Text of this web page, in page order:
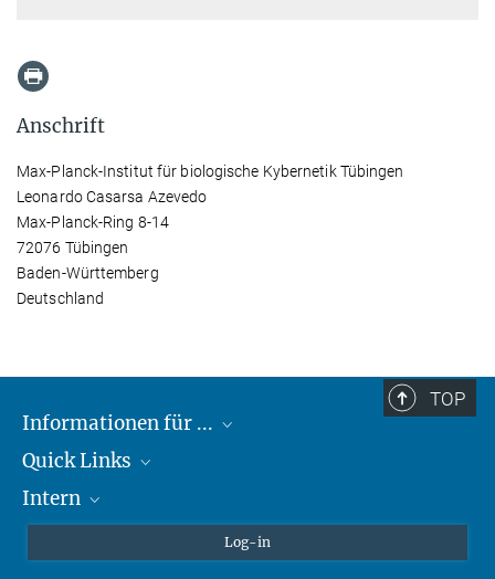
Anschrift
Max-Planck-Institut für biologische Kybernetik Tübingen
Leonardo Casarsa Azevedo
Max-Planck-Ring 8-14
72076 Tübingen
Baden-Württemberg
Deutschland
TOP
Informationen für ...
Lieferanten
Studierende
Quick Links
Max-Planck-Gesellschaft
Max-Planck-Campus Tübingen
Intern
Log-in